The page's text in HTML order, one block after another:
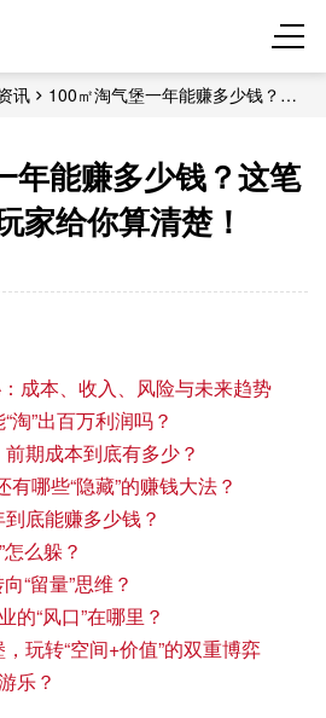
讯
100㎡淘气堡一年能赚多少钱？这
年能赚多少钱？这笔
家给你算清楚！
成本、收入、风险与未来趋势
淘”出百万利润吗？
期成本到底有多少？
哪些“隐藏”的赚钱大法？
底能赚多少钱？
么躲？
“留量”思维？
的“风口”在哪里？
玩转“空间+价值”的双重博弈
乐？